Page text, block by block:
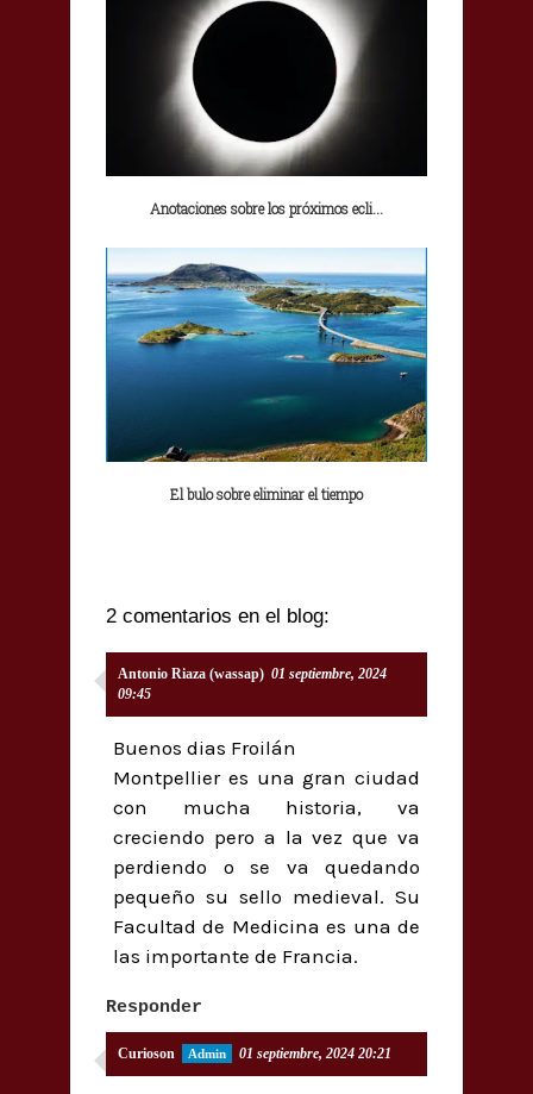
Anotaciones sobre los próximos ecli...
El bulo sobre eliminar el tiempo
2 comentarios en el blog:
Antonio Riaza (wassap) 01 septiembre, 2024
09:45
Buenos dias Froilán
Montpellier es una gran ciudad
con mucha historia, va
creciendo pero a la vez que va
perdiendo o se va quedando
pequeño su sello medieval. Su
Facultad de Medicina es una de
las importante de Francia.
Responder
Curioson 01 septiembre, 2024 20:21